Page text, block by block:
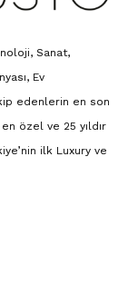
Sanat,
Ev
edenlerin en son
özel ve 25 yıldır
ilk Luxury ve